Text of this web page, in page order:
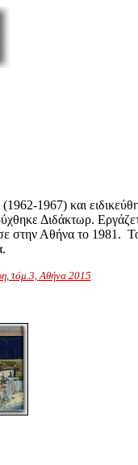
1967) και
Διδάκτωρ.
στην Αθήνα το 1981. Το
τόμ.3, Αθήνα 2015